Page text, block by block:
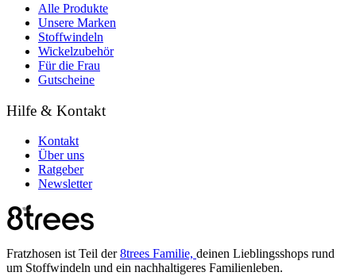
Alle Produkte
Unsere Marken
Stoffwindeln
Wickelzubehör
Für die Frau
Gutscheine
Hilfe & Kontakt
Kontakt
Über uns
Ratgeber
Newsletter
Fratzhosen ist Teil der8trees Familie, deinen Lieblingsshops rund
um Stoffwindeln und ein nachhaltigeres Familienleben.